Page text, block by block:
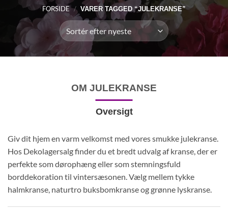
FORSIDE / VARER TAGGED “JULEKRANSE”
OM JULEKRANSE
Oversigt
Giv dit hjem en varm velkomst med vores smukke julekranse.
Hos Dekolagersalg finder du et bredt udvalg af kranse, der er
perfekte som dørophæng eller som stemningsfuld
borddekoration til vintersæsonen. Vælg mellem tykke
halmkranse, naturtro buksbomkranse og grønne lyskranse.